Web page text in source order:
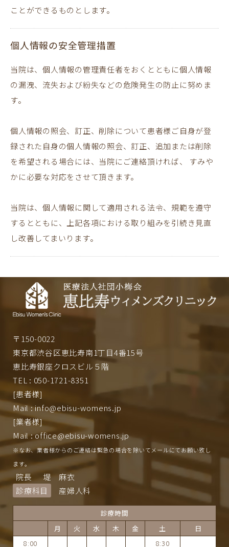
ことができるものとします。
個人情報の安全管理措置
当院は、個人情報の管理責任者をおくとともに個人情報
の漏洩、流失および紛失などの危険発生の防止に努めま
す。
個人情報の照会、訂正、削除について患者様ご自身が登
録された自身の個人情報の照会、訂正、追加または削除
を希望される場合には、当院にご連絡頂ければ、 すみや
かに必要な対応をさせて頂きます。
当院は、個人情報に関して適用される法令、規範を遵守
するとともに、上記各項における取り組みを引続き見直
し改善してまいります。
〒150-0022
東京都渋谷区恵比寿南1丁目4番15号
恵比寿銀座クロスビル５階
TEL : 050-1721-8351
[患者様]
Mail : info@ebisu-womens.jp
[業者様]
Mail : office@ebisu-womens.jp
※なお、業者様からのご連絡は緊急の場合を除いてメールにてお願い致し
ます。
院長
堤 麻衣
診療科目
産婦人科
診療時間
月
火 水 木 金 土
日
8:00
8:30